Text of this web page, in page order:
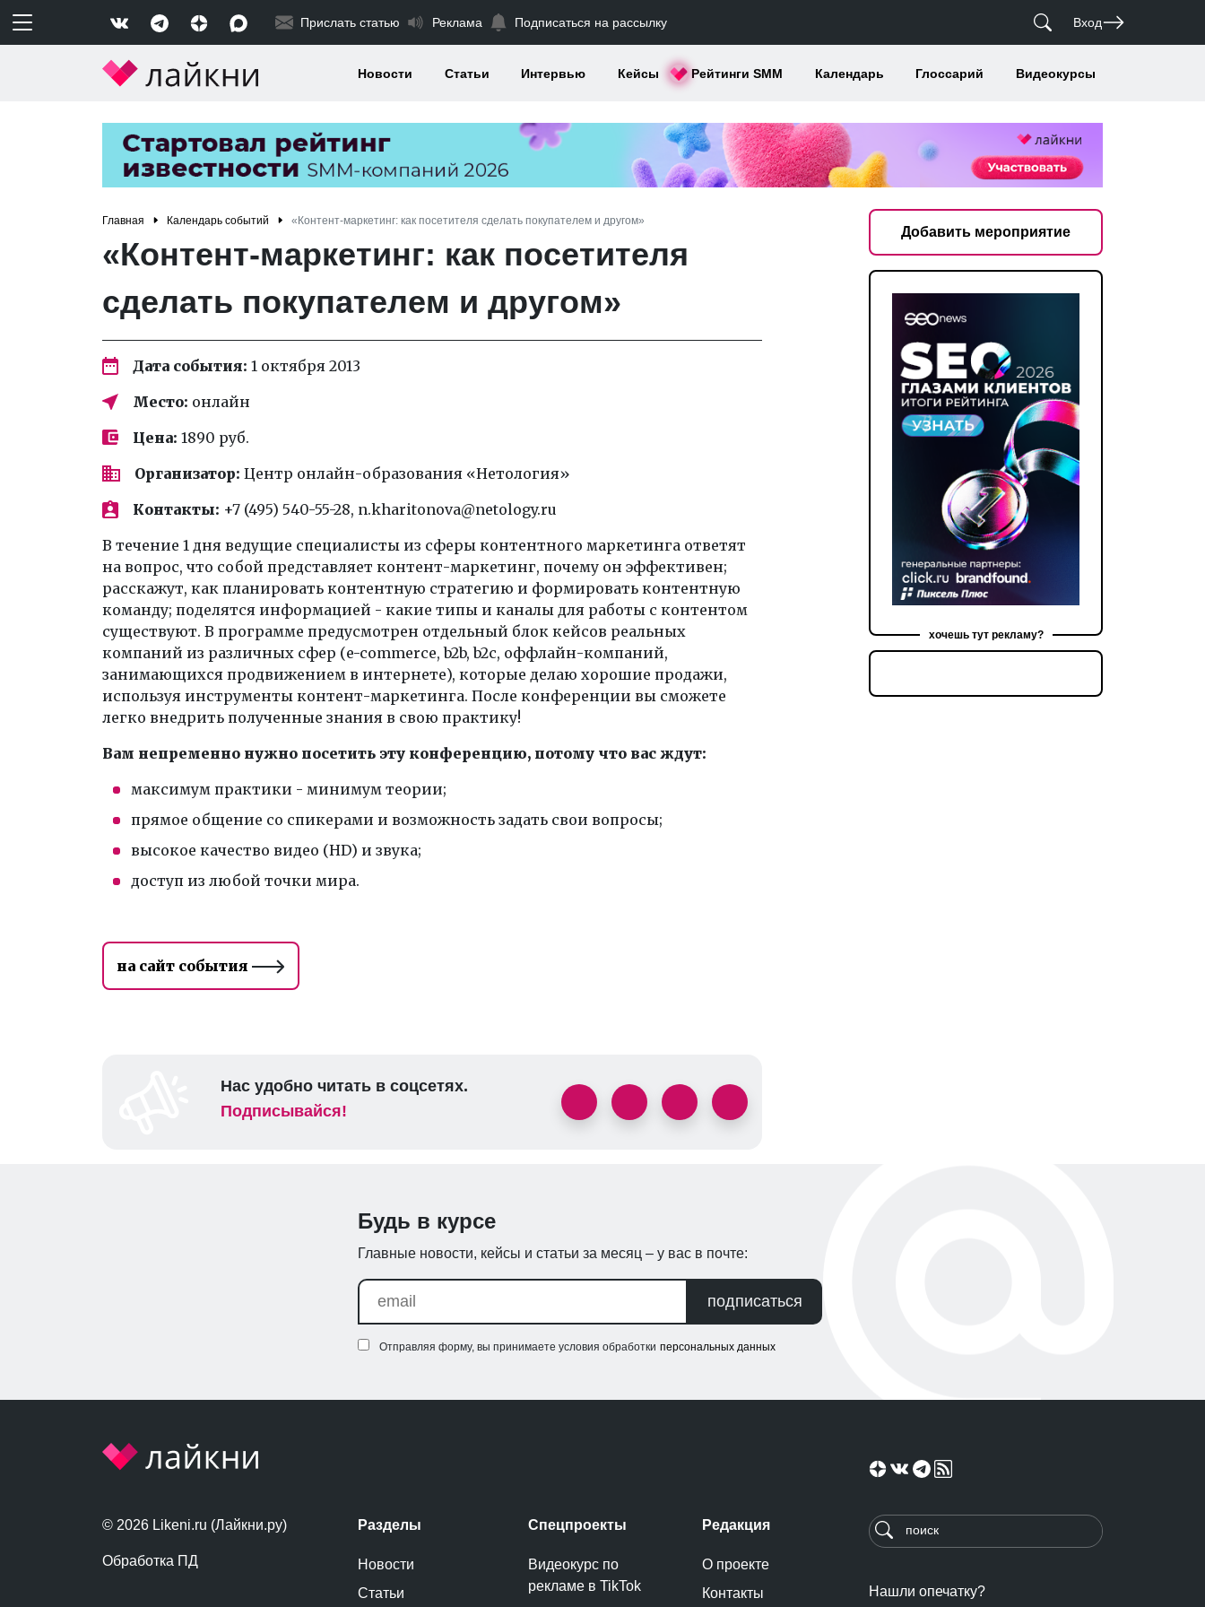
Прислать статью Реклама Подписаться на рассылку Вход
Новости Статьи Интервью Кейсы Рейтинги SMM Календарь Глоссарий Видеокурсы
Главная Календарь событий «Контент-маркетинг: как посетителя сделать покупателем и другом»
«Контент-маркетинг: как посетителя
сделать покупателем и другом»
Дата события: 1 октября 2013
Место: онлайн
Цена: 1890 руб.
Организатор: Центр онлайн-образования «Нетология»
Контакты: +7 (495) 540-55-28, n.kharitonova@netology.ru
В течение 1 дня ведущие специалисты из сферы контентного маркетинга ответят
на вопрос, что собой представляет контент-маркетинг, почему он эффективен;
расскажут, как планировать контентную стратегию и формировать контентную
команду; поделятся информацией - какие типы и каналы для работы с контентом
существуют. В программе предусмотрен отдельный блок кейсов реальных
компаний из различных сфер (e-commerce, b2b, b2c, оффлайн-компаний,
занимающихся продвижением в интернете), которые делаю хорошие продажи,
используя инструменты контент-маркетинга. После конференции вы сможете
легко внедрить полученные знания в свою практику!
Вам непременно нужно посетить эту конференцию, потому что вас ждут:
максимум практики - минимум теории;
прямое общение со спикерами и возможность задать свои вопросы;
высокое качество видео (HD) и звука;
доступ из любой точки мира.
на сайт события
Нас удобно читать в соцсетях.
Подписывайся!
Добавить мероприятие
хочешь тут рекламу?
Будь в курсе
Главные новости, кейсы и статьи за месяц – у вас в почте:
подписаться
Отправляя форму, вы принимаете условия обработки персональных данных
© 2026 Likeni.ru (Лайкни.ру)
Обработка ПД
Разделы
Новости
Статьи
Спецпроекты
Видеокурс по
рекламе в TikTok
Редакция
О проекте
Контакты
Нашли опечатку?